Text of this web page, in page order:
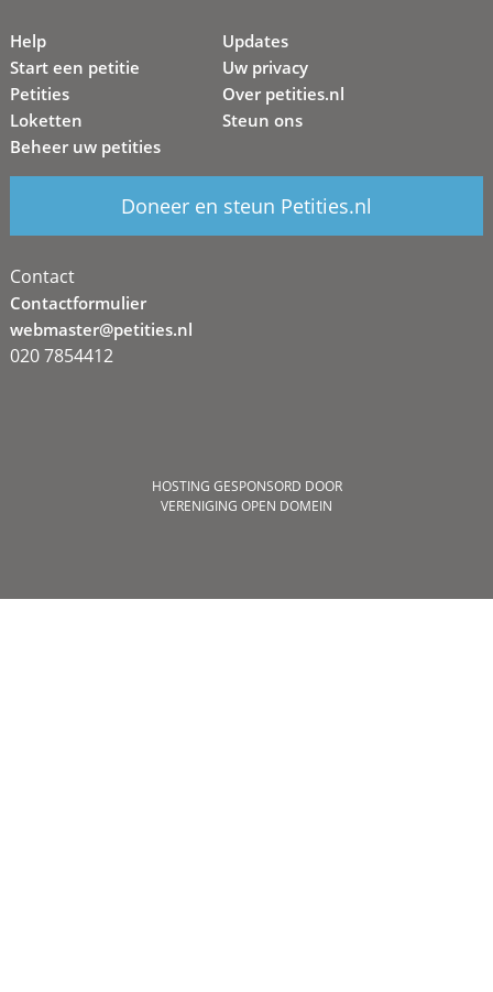
Help
Start een petitie
Petities
Loketten
Beheer uw petities
Updates
Uw privacy
Over petities.nl
Steun ons
Doneer en steun Petities.nl
Contact
Contactformulier
webmaster@petities.nl
020 7854412
HOSTING GESPONSORD DOOR
VERENIGING OPEN DOMEIN